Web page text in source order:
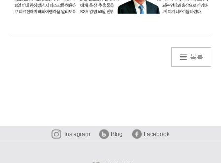
목록
Instagram Blog Facebook